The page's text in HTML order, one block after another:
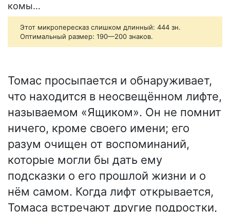
комы…
Этот микропересказ слишком длинный: 444 зн.
Оптимальный размер: 190—200 знаков.
Томас просыпается и обнаруживает,
что находится в неосвещённом лифте,
называемом «Ящиком». Он не помнит
ничего, кроме своего имени; его
разум очищен от воспоминаний,
которые могли бы дать ему
подсказки о его прошлой жизни и о
нём самом. Когда лифт открывается,
Томаса встречают другие подростки,